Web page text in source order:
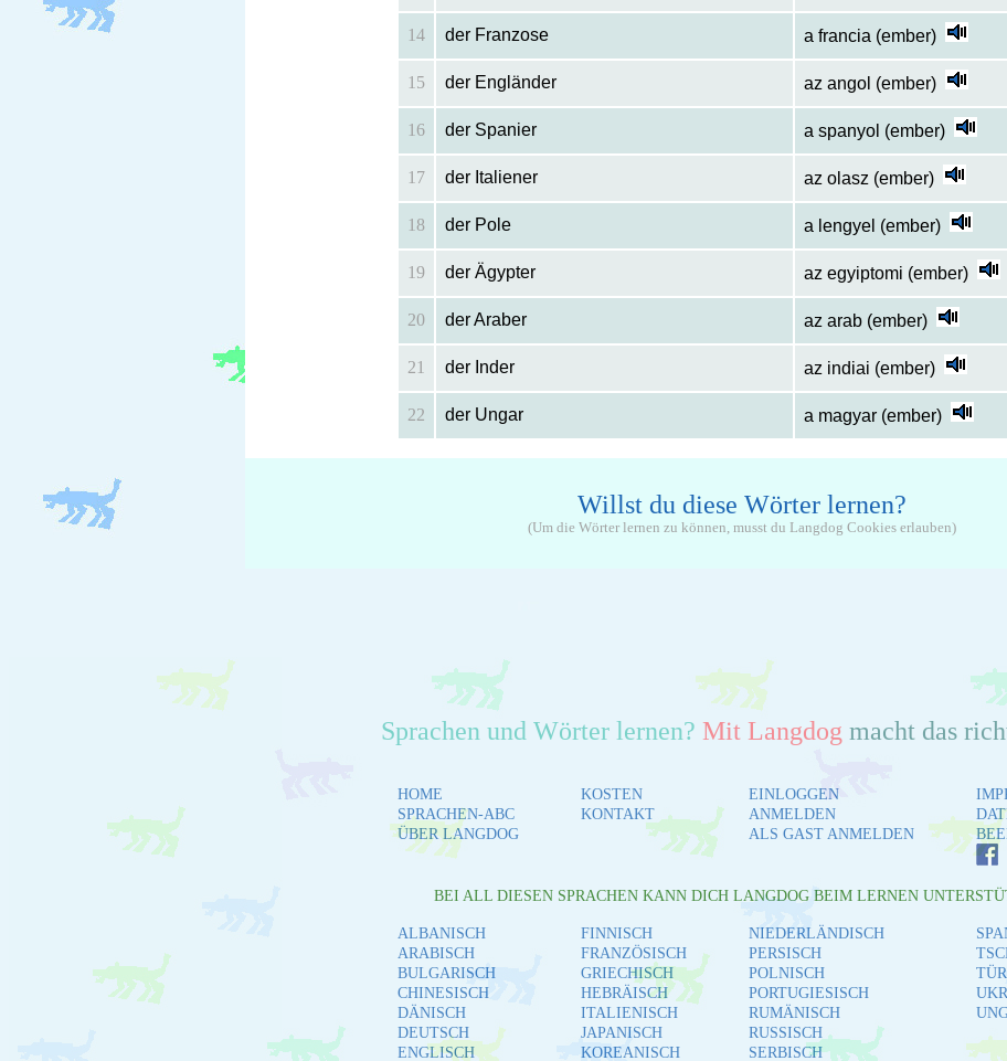
14 der Franzose a francia (ember)
15 der Engländer az angol (ember)
16 der Spanier a spanyol (ember)
17 der Italiener az olasz (ember)
18 der Pole a lengyel (ember)
19 der Ägypter az egyiptomi (ember)
20 der Araber az arab (ember)
21 der Inder az indiai (ember)
22 der Ungar a magyar (ember)
Willst du diese Wörter lernen?
(Um die Wörter lernen zu können, musst du Langdog Cookies erlauben)
Sprachen und Wörter lernen? Mit Langdog macht das
HOME
SPRACHEN-ABC
ÜBER LANGDOG
KOSTEN
KONTAKT
EINLOGGEN
ANMELDEN
ALS GAST ANMELDEN
BEI ALL DIESEN SPRACHEN KANN DICH LANGDOG BEIM LERNEN
ALBANISCH
ARABISCH
BULGARISCH
CHINESISCH
DÄNISCH
DEUTSCH
ENGLISCH
FINNISCH
FRANZÖSISCH
GRIECHISCH
HEBRÄISCH
ITALIENISCH
JAPANISCH
KOREANISCH
NIEDERLÄNDISCH
PERSISCH
POLNISCH
PORTUGIESISCH
RUMÄNISCH
RUSSISCH
SERBISCH